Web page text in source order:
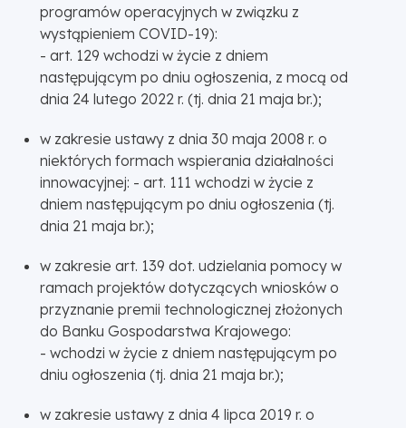
programów operacyjnych w związku z
wystąpieniem COVID-19):
- art. 129 wchodzi w życie z dniem
następującym po dniu ogłoszenia, z mocą od
dnia 24 lutego 2022 r. (tj. dnia 21 maja br.);
w zakresie ustawy z dnia 30 maja 2008 r. o
niektórych formach wspierania działalności
innowacyjnej: - art. 111 wchodzi w życie z
dniem następującym po dniu ogłoszenia (tj.
dnia 21 maja br.);
w zakresie art. 139 dot. udzielania pomocy w
ramach projektów dotyczących wniosków o
przyznanie premii technologicznej złożonych
do Banku Gospodarstwa Krajowego:
- wchodzi w życie z dniem następującym po
dniu ogłoszenia (tj. dnia 21 maja br.);
w zakresie ustawy z dnia 4 lipca 2019 r. o